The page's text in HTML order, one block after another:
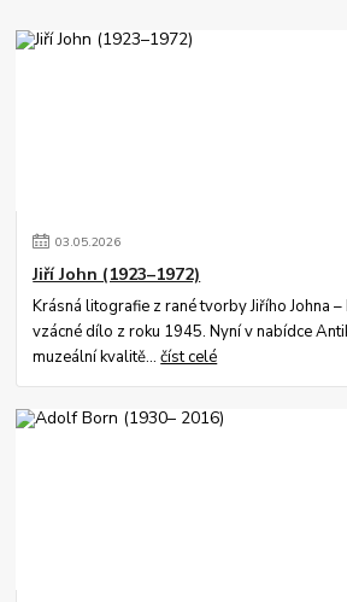
03.05.2026
Jiří John (1923–1972)
Krásná litografie z rané tvorby Jiřího Johna –
vzácné dílo z roku 1945. Nyní v nabídce
muzeální kvalitě...číst celé